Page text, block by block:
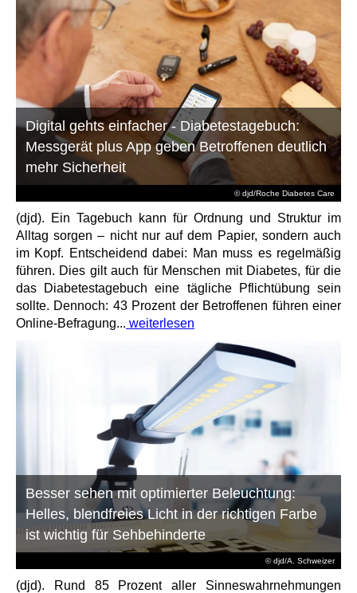
© djd/Roche Diabetes Care
Digital gehts einfacher - Diabetestagebuch:
Messgerät plus App geben Betroffenen deutlich
mehr Sicherheit
(djd). Ein Tagebuch kann für Ordnung und Struktur im
Alltag sorgen – nicht nur auf dem Papier, sondern auch
im Kopf. Entscheidend dabei: Man muss es regelmäßig
führen. Dies gilt auch für Menschen mit Diabetes, für die
das Diabetestagebuch eine tägliche Pflichtübung sein
sollte. Dennoch: 43 Prozent der Betroffenen führen einer
Online-Befragung... weiterlesen
© djd/A. Schweizer
Besser sehen mit optimierter Beleuchtung:
Helles, blendfreies Licht in der richtigen Farbe
ist wichtig für Sehbehinderte
(djd). Rund 85 Prozent aller Sinneswahrnehmungen